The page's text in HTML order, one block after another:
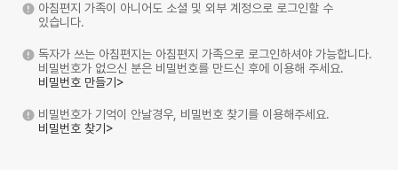
아침편지 가족이 아니어도 소셜 및 외부 계정으로 로그인할 수
있습니다.
독자가 쓰는 아침편지는 아침편지 가족으로 로그인하셔야 가능합니다.
비밀번호가 없으신 분은 비밀번호를 만드신 후에 이용해 주세요.
비밀번호 만들기>
비밀번호가 기억이 안날경우, 비밀번호 찾기를 이용해주세요.
비밀번호 찾기>